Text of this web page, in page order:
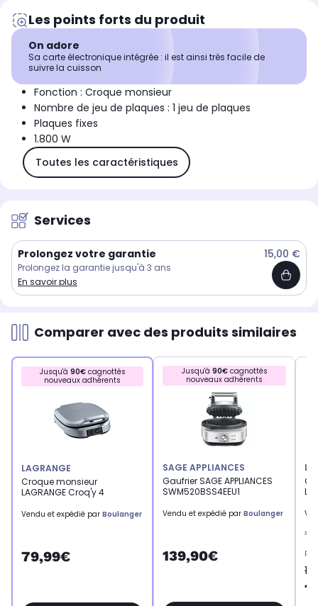
Les points forts du produit
On adore
Sa carte électronique intégrée : il est ainsi très facile de
suivre la cuisson
Fonction : Croque monsieur
Nombre de jeu de plaques : 1 jeu de plaques
Plaques fixes
1.800 W
Toutes les caractéristiques
Services
Prolongez votre garantie 15,00 €
Prolongez la garantie jusqu'à 3 ans
En savoir plus
Comparer avec des produits similaires
Jusqu'à 90€cagnottés
nouveaux adhérents
LAGRANGE
Croque monsieur
LAGRANGE Croq'y 4
Vendu et expédié par Boulanger
79,99€
Jusqu'à 90€cagnottés
nouveaux adhérents
SAGE APPLIANCES
Gaufrier SAGE APPLIANCES
SWM520BSS4EEU1
Vendu et expédié par Boulanger
139,90€